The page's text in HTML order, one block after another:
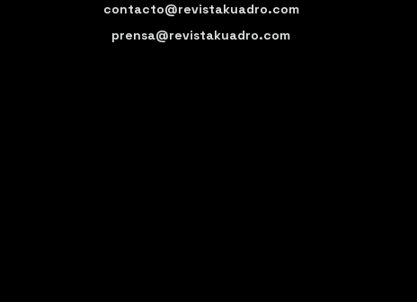
contacto@revistakuadro.com
prensa@revistakuadro.com